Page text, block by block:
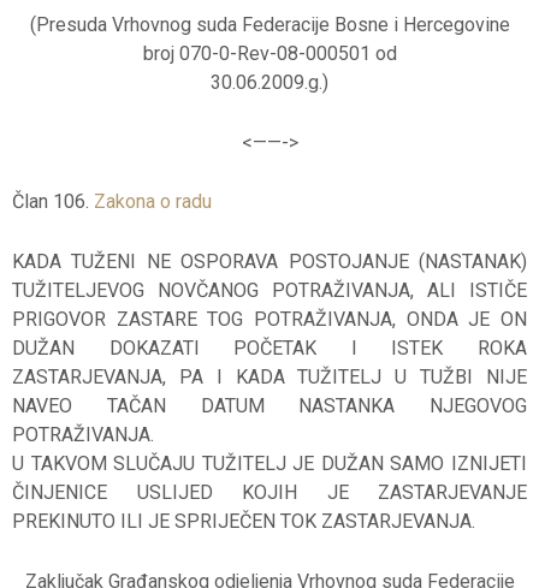
(Presuda Vrhovnog suda Federacije Bosne i Hercegovine
broj 070-0-Rev-08-000501 od
30.06.2009.g.)
<——->
Član 106. Zakona o radu
KADA TUŽENI NE OSPORAVA POSTOJANJE (NASTANAK)
TUŽITELJEVOG NOVČANOG POTRAŽIVANJA, ALI ISTIČE
PRIGOVOR ZASTARE TOG POTRAŽIVANJA, ONDA JE ON
DUŽAN DOKAZATI POČETAK I ISTEK ROKA
ZASTARJEVANJA, PA I KADA TUŽITELJ U TUŽBI NIJE
NAVEO TAČAN DATUM NASTANKA NJEGOVOG
POTRAŽIVANJA.
U TAKVOM SLUČAJU TUŽITELJ JE DUŽAN SAMO IZNIJETI
ČINJENICE USLIJED KOJIH JE ZASTARJEVANJE
PREKINUTO ILI JE SPRIJEČEN TOK ZASTARJEVANJA.
Zaključak Građanskog odjeljenja Vrhovnog suda Federacije